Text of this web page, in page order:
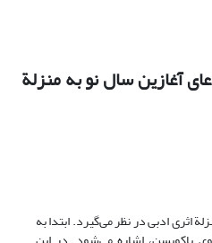
آغازین سال نو به منزلة
اثری ادبی در نظر می‌گیرد. ابتدا به